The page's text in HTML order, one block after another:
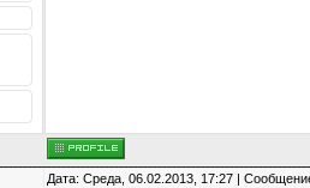
Дата: Среда, 06.02.2013, 17:27 |